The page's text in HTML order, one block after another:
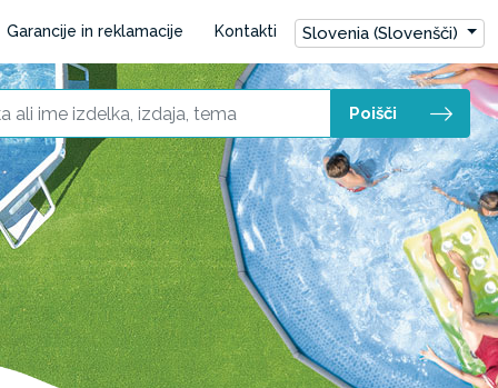
Garancije in reklamacije Kontakti Slovenia (Slovenšči)
Poišči